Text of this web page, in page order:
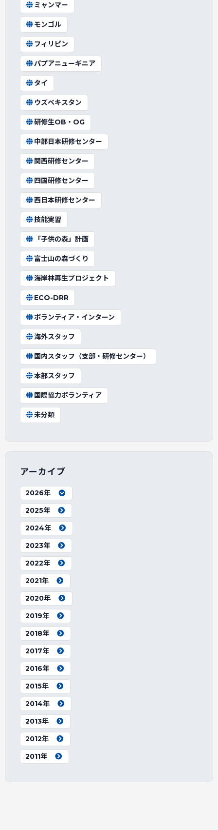
ミャンマー
モンゴル
フィリピン
パプアニューギニア
タイ
ウズベキスタン
研修生OB・OG
中部日本研修センター
関西研修センター
四国研修センター
西日本研修センター
技能実習
「子供の森」計画
富士山の森づくり
海岸林再生プロジェクト
ECO-DRR
ボランティア・インターン
海外スタッフ
国内スタッフ（支部・研修センター）
本部スタッフ
国際協力ボランティア
未分類
アーカイブ
2026年
2025年
2024年
2023年
2022年
2021年
2020年
2019年
2018年
2017年
2016年
2015年
2014年
2013年
2012年
2011年